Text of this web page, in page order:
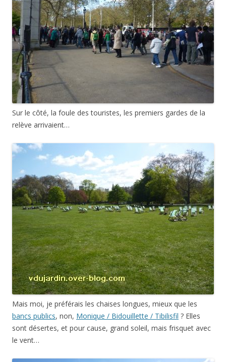
Sur le côté, la foule des touristes, les premiers gardes de la
relève arrivaient…
Mais moi, je préférais les chaises longues, mieux que les
bancs publics, non, Monique / Bidouillette / Tibilisfil ? Elles
sont désertes, et pour cause, grand soleil, mais frisquet avec
le vent…